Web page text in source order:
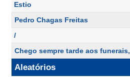
Estio
Pedro Chagas Freitas
/
Chego sempre tarde aos funerais,
Aleatórios